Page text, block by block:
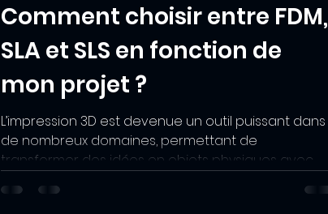
Comment choisir entre FDM,
SLA et SLS en fonction de
mon projet ?
L’impression 3D est devenue un outil puissant dans
de nombreux domaines, permettant de
transformer des idées en objets physiques avec